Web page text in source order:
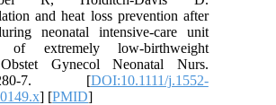
Thermoregulation and heat loss
birth and during neonatal
stabilization of extremely
infants. J Obstet Gynecol
2007;36(3):280-7. [
6909.2007.00149.x